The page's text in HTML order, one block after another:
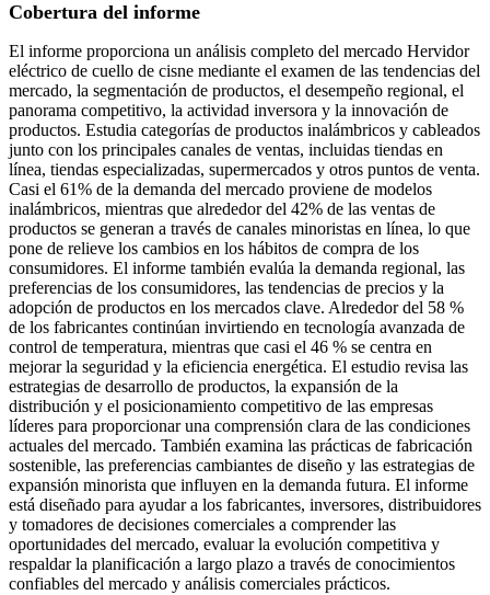
Cobertura del informe
El informe proporciona un análisis completo del mercado Hervidor
eléctrico de cuello de cisne mediante el examen de las tendencias del
mercado, la segmentación de productos, el desempeño regional, el
panorama competitivo, la actividad inversora y la innovación de
productos. Estudia categorías de productos inalámbricos y cableados
junto con los principales canales de ventas, incluidas tiendas en
línea, tiendas especializadas, supermercados y otros puntos de venta.
Casi el 61% de la demanda del mercado proviene de modelos
inalámbricos, mientras que alrededor del 42% de las ventas de
productos se generan a través de canales minoristas en línea, lo que
pone de relieve los cambios en los hábitos de compra de los
consumidores. El informe también evalúa la demanda regional, las
preferencias de los consumidores, las tendencias de precios y la
adopción de productos en los mercados clave. Alrededor del 58 %
de los fabricantes continúan invirtiendo en tecnología avanzada de
control de temperatura, mientras que casi el 46 % se centra en
mejorar la seguridad y la eficiencia energética. El estudio revisa las
estrategias de desarrollo de productos, la expansión de la
distribución y el posicionamiento competitivo de las empresas
líderes para proporcionar una comprensión clara de las condiciones
actuales del mercado. También examina las prácticas de fabricación
sostenible, las preferencias cambiantes de diseño y las estrategias de
expansión minorista que influyen en la demanda futura. El informe
está diseñado para ayudar a los fabricantes, inversores, distribuidores
y tomadores de decisiones comerciales a comprender las
oportunidades del mercado, evaluar la evolución competitiva y
respaldar la planificación a largo plazo a través de conocimientos
confiables del mercado y análisis comerciales prácticos.